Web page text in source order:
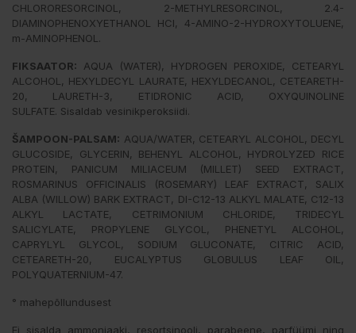
CHLORORESORCINOL, 2-METHYLRESORCINOL, 2.4-
DIAMINOPHENOXYETHANOL HCI, 4-AMINO-2-HYDROXYTOLUENE,
m-AMINOPHENOL.
FIKSAATOR: AQUA (WATER), HYDROGEN PEROXIDE, CETEARYL
ALCOHOL, HEXYLDECYL LAURATE, HEXYLDECANOL, CETEARETH-
20, LAURETH-3, ETIDRONIC ACID, OXYQUINOLINE
SULFATE. Sisaldab vesinikperoksiidi.
ŠAMPOON-PALSAM: AQUA/WATER, CETEARYL ALCOHOL, DECYL
GLUCOSIDE, GLYCERIN, BEHENYL ALCOHOL, HYDROLYZED RICE
PROTEIN, PANICUM MILIACEUM (MILLET) SEED EXTRACT,
ROSMARINUS OFFICINALIS (ROSEMARY) LEAF EXTRACT, SALIX
ALBA (WILLOW) BARK EXTRACT, DI-C12-13 ALKYL MALATE, C12-13
ALKYL LACTATE, CETRIMONIUM CHLORIDE, TRIDECYL
SALICYLATE, PROPYLENE GLYCOL, PHENETYL ALCOHOL,
CAPRYLYL GLYCOL, SODIUM GLUCONATE, CITRIC ACID,
CETEARETH-20, EUCALYPTUS GLOBULUS LEAF OIL,
POLYQUATERNIUM-47.
° mahepõllundusest
Ei sisalda ammoniaaki, resortsinooli, parabeene, parfüümi ning